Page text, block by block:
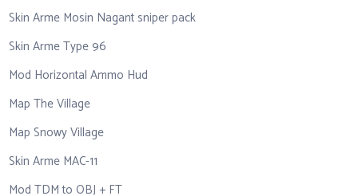
Skin Arme Mosin Nagant sniper pack
Skin Arme Type 96
Mod Horizontal Ammo Hud
Map The Village
Map Snowy Village
Skin Arme MAC-11
Mod TDM to OBJ + FT